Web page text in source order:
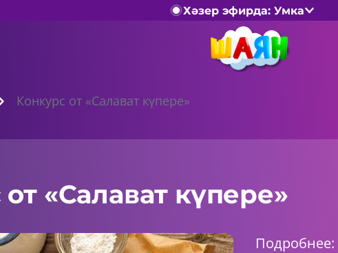
Хәзер эфирда: Умка
Конкурс от «Салават күпере»
«Салават күпере»
Подробнее: